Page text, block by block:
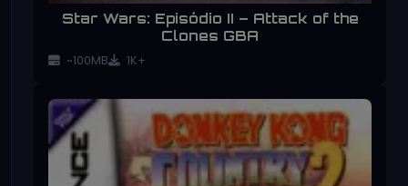
Star Wars: Episódio II – Attack of the
Clones GBA
~100MB 1K+